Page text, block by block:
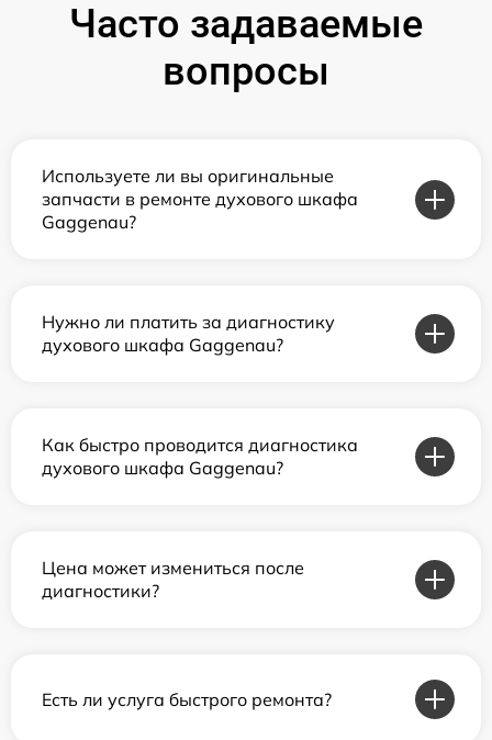
Часто задаваемые
вопросы
Используете ли вы оригинальные
запчасти в ремонте духового шкафа
Gaggenau?
Нужно ли платить за диагностику
духового шкафа Gaggenau?
Как быстро проводится диагностика
духового шкафа Gaggenau?
Цена может измениться после
диагностики?
Есть ли услуга быстрого ремонта?